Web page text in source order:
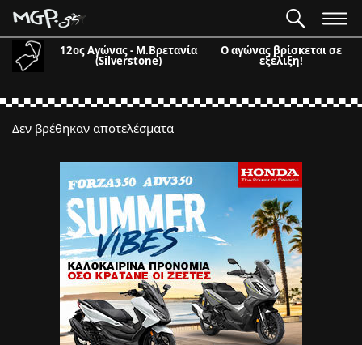
12ος Αγώνας - Μ.Βρετανία
(Silverstone)
Ο αγώνας βρίσκεται σε
εξέλιξη!
Δεν βρέθηκαν αποτελέσματα